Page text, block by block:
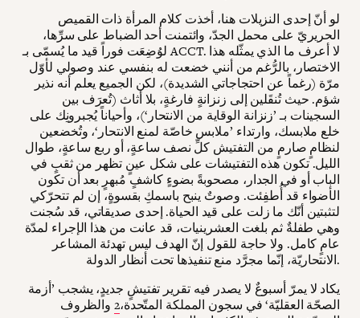
لو أنّ إحدى النزيلات هنا، أخذت كلام المرأة ذات القميص
الحريريّ على محمل الجدّ، وائتمنت أحد الضباط على سرِّها،
لوُضِعَت فوراً قيد ما يُسمّى بـ ACCT. لا أعرف ما الذي يمثّله هذا
الاختصار، بالرُّغم من أنني خضعت له بنفسي عند وصولي لأوّل
مرّة (رغماً عن احتجاجاتي الشديدة)، لكن الجميع يعلم أنه نذير
شؤم. حيث تُنقَلين إلى زنزانةٍ فارغةٍ، بلا أثاث (تُعرَف بين
السجينات بـ ’زنزانة الوقاية من الانتحار‘)، وأحياناً يُجبرونِك على
خلع ملابسك، وارتداء ’ملابس خاصّة لمنع الانتحار‘، وتُخضعين
لنظامٍ صارمٍ من التفتيش كلِّ نصف ساعةٍ، أو ربع ساعةٍ، طوال
الليل. تكون هذه التفتيشات على شكل عينٍ تظهر من ثقبٍ في
الباب أو في الجدار، مصحوبةً بضوءٍ كاشفٍ مُبهرٍ بعد أن تكون
الأضواء قد أُطفِئت. وصوتٌ ينبح باسمكِ بقسوةٍ، إن لم تتحرّكي
لتثبتين أنّك ما زلت على قيد الحياة. إحدى صديقاتي، قد سُجنت
وهي طفلةٌ ثم بلغت العشرينيات، قد عانت من هذا الإجراء لمدّة
عامٍ كامل. ولا حاجة للقول إنّ الهدف ليس تهدئة المشاعر
الانتحاريّة، إنّما مجرَّد منع تنفيذها تحت أنظار الدولة.
يكاد لا يمرّ أسبوعٌ لا يصدر فيه تقرير تفتيشٍ جديدٍ، يشجب ’أزمة
الصحّة العقليّة‘ في سجون المملكة المتّحدة،2 والظروف